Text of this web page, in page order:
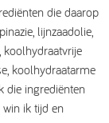
die daarop
lijnzaadolie,
koolhydraatarme
die ingrediënten
ik tijd en